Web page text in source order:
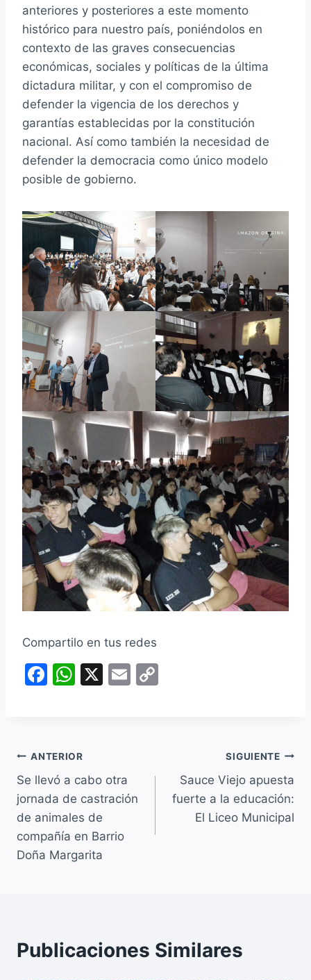
anteriores y posteriores a este momento
histórico para nuestro país, poniéndolos en
contexto de las graves consecuencias
económicas, sociales y políticas de la última
dictadura militar, y con el compromiso de
defender la vigencia de los derechos y
garantías establecidas por la constitución
nacional. Así como también la necesidad de
defender la democracia como único modelo
posible de gobierno.
Compartilo en tus redes
F
b
o
o
k
W
A
p
p
X
E
Navegación
de
entradas
ANTERIOR
Se llevó a cabo otra
jornada de castración
de animales de
compañía en Barrio
Doña Margarita
SIGUIENTE
Sauce Viejo apuesta
fuerte a la educación:
El Liceo Municipal
Publicaciones Similares